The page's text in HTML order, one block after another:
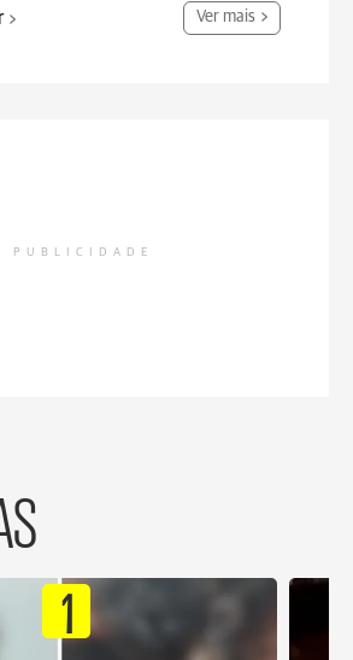
Ver mais
PUBLICIDADE
1